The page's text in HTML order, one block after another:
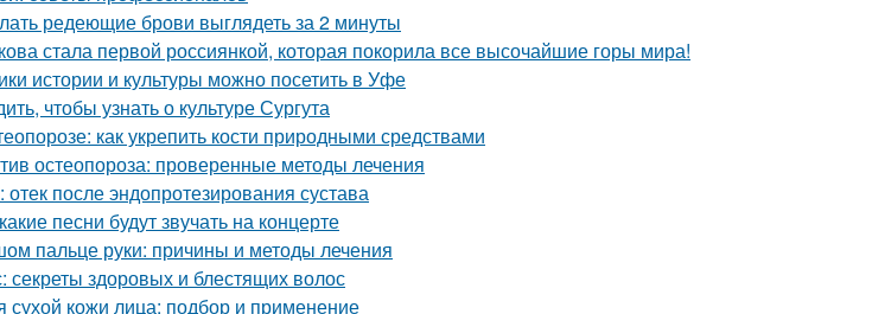
редеющие брови выглядеть за 2 минуты
стала первой россиянкой, которая покорила все высочайшие горы мира!
истории и культуры можно посетить в Уфе
чтобы узнать о культуре Сургута
как укрепить кости природными средствами
остеопороза: проверенные методы лечения
после эндопротезирования сустава
песни будут звучать на концерте
пальце руки: причины и методы лечения
секреты здоровых и блестящих волос
кожи лица: подбор и применение